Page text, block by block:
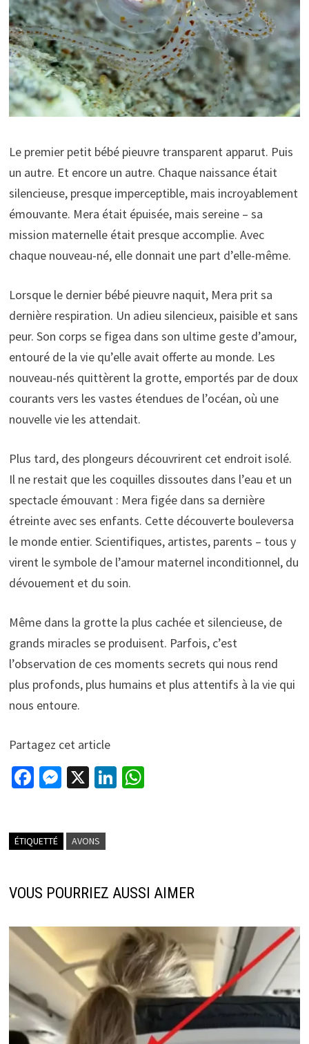
Le premier petit bébé pieuvre transparent apparut. Puis
un autre. Et encore un autre. Chaque naissance était
silencieuse, presque imperceptible, mais incroyablement
émouvante. Mera était épuisée, mais sereine – sa
mission maternelle était presque accomplie. Avec
chaque nouveau-né, elle donnait une part d’elle-même.
Lorsque le dernier bébé pieuvre naquit, Mera prit sa
dernière respiration. Un adieu silencieux, paisible et sans
peur. Son corps se figea dans son ultime geste d’amour,
entouré de la vie qu’elle avait offerte au monde. Les
nouveau-nés quittèrent la grotte, emportés par de doux
courants vers les vastes étendues de l’océan, où une
nouvelle vie les attendait.
Plus tard, des plongeurs découvrirent cet endroit isolé.
Il ne restait que les coquilles dissoutes dans l’eau et un
spectacle émouvant : Mera figée dans sa dernière
étreinte avec ses enfants. Cette découverte bouleversa
le monde entier. Scientifiques, artistes, parents – tous y
virent le symbole de l’amour maternel inconditionnel, du
dévouement et du soin.
Même dans la grotte la plus cachée et silencieuse, de
grands miracles se produisent. Parfois, c’est
l’observation de ces moments secrets qui nous rend
plus profonds, plus humains et plus attentifs à la vie qui
nous entoure.
Partagez cet article
Fa
o
k
M
n
r
X Li W
p
ÉTIQUETTÉ AVONS
VOUS POURRIEZ AUSSI AIMER